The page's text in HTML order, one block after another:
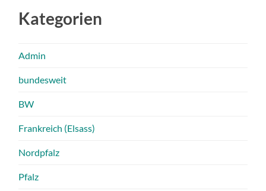
Kategorien
Admin
bundesweit
BW
Frankreich (Elsass)
Nordpfalz
Pfalz